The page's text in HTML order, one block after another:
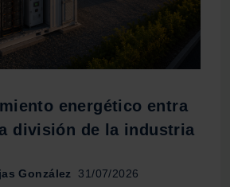
energético entra
división de la industria
González 31/07/2026